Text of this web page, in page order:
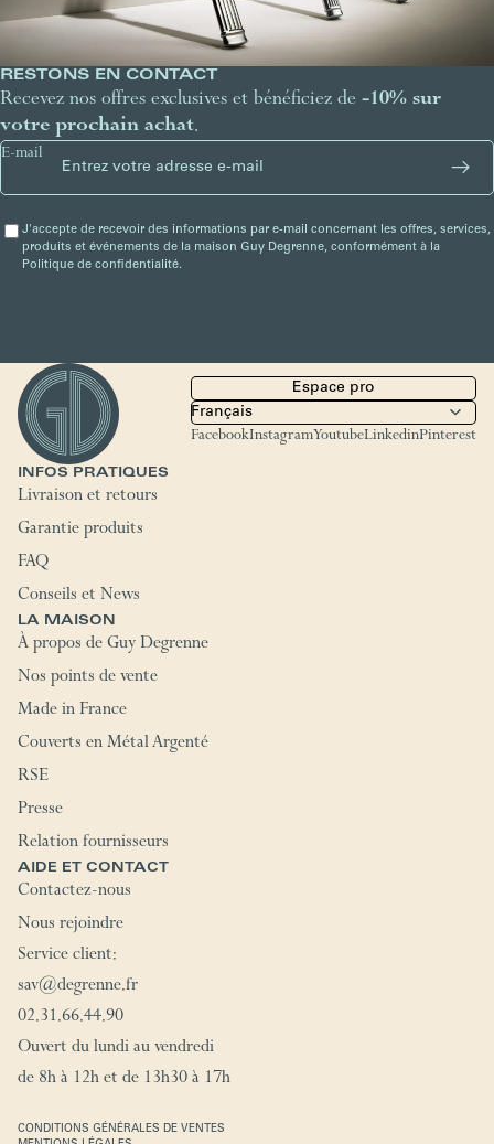
RESTONS EN CONTACT
Recevez nos offres exclusives et bénéficiez de -10% sur
votre prochain achat.
E-mail
J'accepte de recevoir des informations par e-mail concernant les offres, services,
produits et événements de la maison Guy Degrenne, conformément à la
Politique de confidentialité.
Espace pro
FacebookInstagramYoutubeLinkedinPinterest
INFOS PRATIQUES
Livraison et retours
Garantie produits
FAQ
Conseils et News
LA MAISON
À propos de Guy Degrenne
Nos points de vente
Made in France
Couverts en Métal Argenté
RSE
Presse
Relation fournisseurs
AIDE ET CONTACT
Contactez-nous
Nous rejoindre
Service client:
sav@degrenne.fr
02.31.66.44.90
Ouvert du lundi au vendredi
de 8h à 12h et de 13h30 à 17h
CONDITIONS GÉNÉRALES DE VENTES